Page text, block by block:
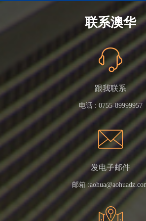
联系澳华
跟我联系
电话 : 0755-89999957
发电子邮件
邮箱 :